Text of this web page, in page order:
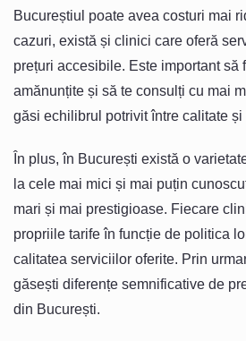
Bucureștiul poate avea costuri mai
cazuri, există și clinici care oferă
prețuri accesibile. Este important să
amănunțite și să te consulți cu mai
găsi echilibrul potrivit între calitate și
În plus, în București există o
la cele mai mici și mai puțin
mari și mai prestigioase. Fiecare
propriile tarife în funcție de politica
calitatea serviciilor oferite. Prin
găsești diferențe semnificative de
din București.